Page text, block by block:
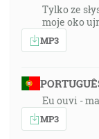
Tylko ze
moje oko
MP3
Eu ouvi -
MP3